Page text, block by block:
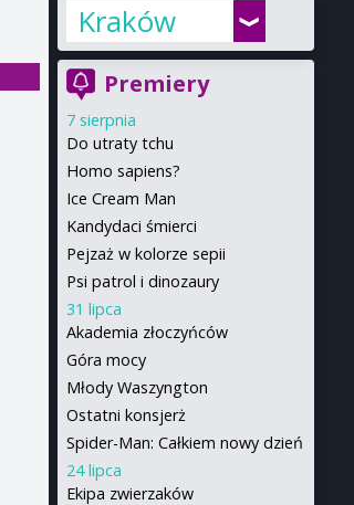
Kraków
Premiery
7 sierpnia
Do utraty tchu
Homo sapiens?
Ice Cream Man
Kandydaci śmierci
Pejzaż w kolorze sepii
Psi patrol i dinozaury
31 lipca
Akademia złoczyńców
Góra mocy
Młody Waszyngton
Ostatni konsjerż
Spider-Man: Całkiem nowy dzień
24 lipca
Ekipa zwierzaków